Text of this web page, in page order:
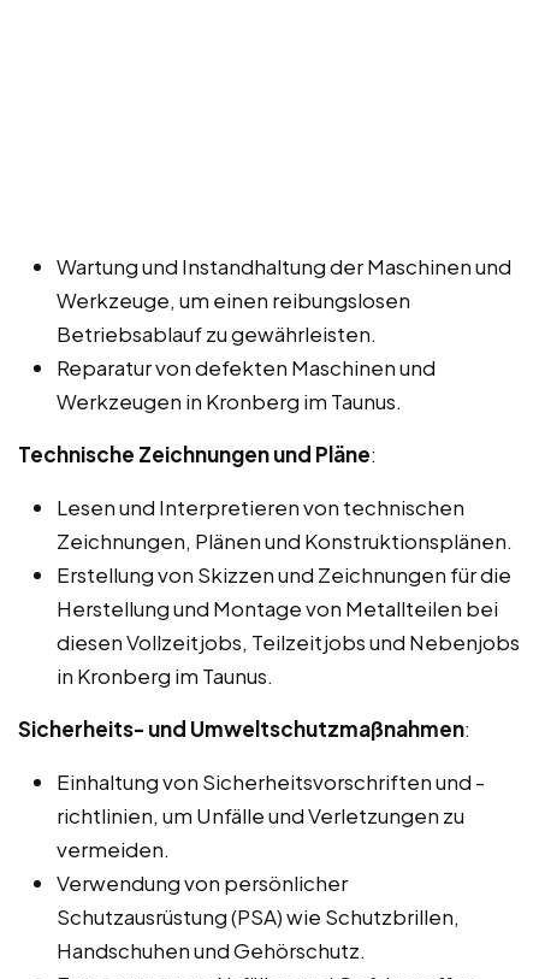
Wartung und Instandhaltung der Maschinen und
Werkzeuge, um einen reibungslosen
Betriebsablauf zu gewährleisten.
Reparatur von defekten Maschinen und
Werkzeugen in Kronberg im Taunus.
Technische Zeichnungen und Pläne:
Lesen und Interpretieren von technischen
Zeichnungen, Plänen und Konstruktionsplänen.
Erstellung von Skizzen und Zeichnungen für die
Herstellung und Montage von Metallteilen bei
diesen Vollzeitjobs, Teilzeitjobs und Nebenjobs
in Kronberg im Taunus.
Sicherheits- und Umweltschutzmaßnahmen:
Einhaltung von Sicherheitsvorschriften und -
richtlinien, um Unfälle und Verletzungen zu
vermeiden.
Verwendung von persönlicher
Schutzausrüstung (PSA) wie Schutzbrillen,
Handschuhen und Gehörschutz.